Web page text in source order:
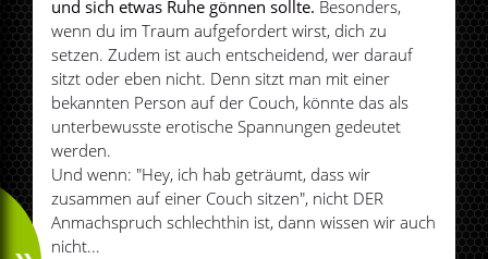
und sich etwas Ruhe gönnen sollte. Besonders,
wenn du im Traum aufgefordert wirst, dich zu
setzen. Zudem ist auch entscheidend, wer darauf
sitzt oder eben nicht. Denn sitzt man mit einer
bekannten Person auf der Couch, könnte das als
unterbewusste erotische Spannungen gedeutet
werden.
Und wenn: "Hey, ich hab geträumt, dass wir
zusammen auf einer Couch sitzen", nicht DER
Anmachspruch schlechthin ist, dann wissen wir auch
nicht...